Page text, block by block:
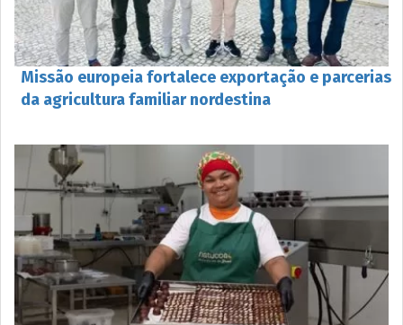
Missão europeia fortalece exportação e parcerias
da agricultura familiar nordestina